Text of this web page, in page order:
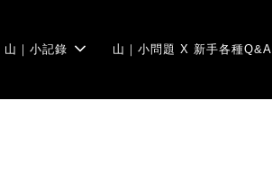
山｜小記錄 山｜小問題 X 新手各種Q&A